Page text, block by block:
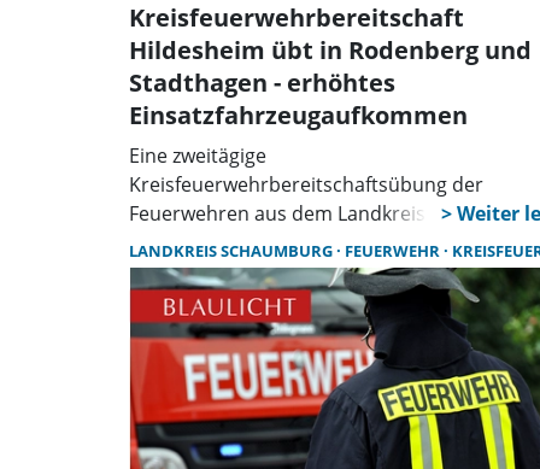
Kreisfeuerwehrbereitschaft
Hildesheim übt in Rodenberg und
Stadthagen - erhöhtes
Einsatzfahrzeugaufkommen
Eine zweitägige
Kreisfeuerwehrbereitschaftsübung der
Feuerwehren aus dem Landkreis Hildesheim
findet am Freitag, dem 05.09.25, in der
Samtgemeinde Rodenberg und am Samstag,
dem 06.09., in der Stadt Stadthagen statt.
Darüber informiert in einer Pressemitteilung
Kreisfeuerwehr Schaumburg.
LANDKREIS SCHAUMBURG FEUERWEHR KREISFEUERWEHR